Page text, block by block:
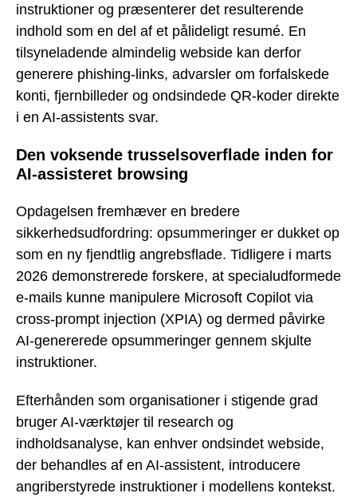
instruktioner og præsenterer det resulterende
indhold som en del af et pålideligt resumé. En
tilsyneladende almindelig webside kan derfor
generere phishing-links, advarsler om forfalskede
konti, fjernbilleder og ondsindede QR-koder direkte
i en AI-assistents svar.
Den voksende trusselsoverflade inden for
AI-assisteret browsing
Opdagelsen fremhæver en bredere
sikkerhedsudfordring: opsummeringer er dukket op
som en ny fjendtlig angrebsflade. Tidligere i marts
2026 demonstrerede forskere, at specialudformede
e-mails kunne manipulere Microsoft Copilot via
cross-prompt injection (XPIA) og dermed påvirke
AI-genererede opsummeringer gennem skjulte
instruktioner.
Efterhånden som organisationer i stigende grad
bruger AI-værktøjer til research og
indholdsanalyse, kan enhver ondsindet webside,
der behandles af en AI-assistent, introducere
angriberstyrede instruktioner i modellens kontekst.